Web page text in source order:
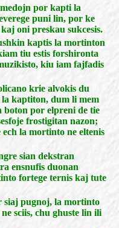
por kapti la
puni lin, por ke
oni preskau sukcesis.
kaptis la mortinton
tiu estis forshironta
kiu iam fajfadis
krie alvokis du
kaptiton, dum li mem
boton por elpreni de tie
frostigitan nazon;
la mortinto ne eltenis
sian dekstran
ensnufis duonan
fortege ternis kaj tute
siaj pugnoj, la mortinto
sciis, chu ghuste lin ili